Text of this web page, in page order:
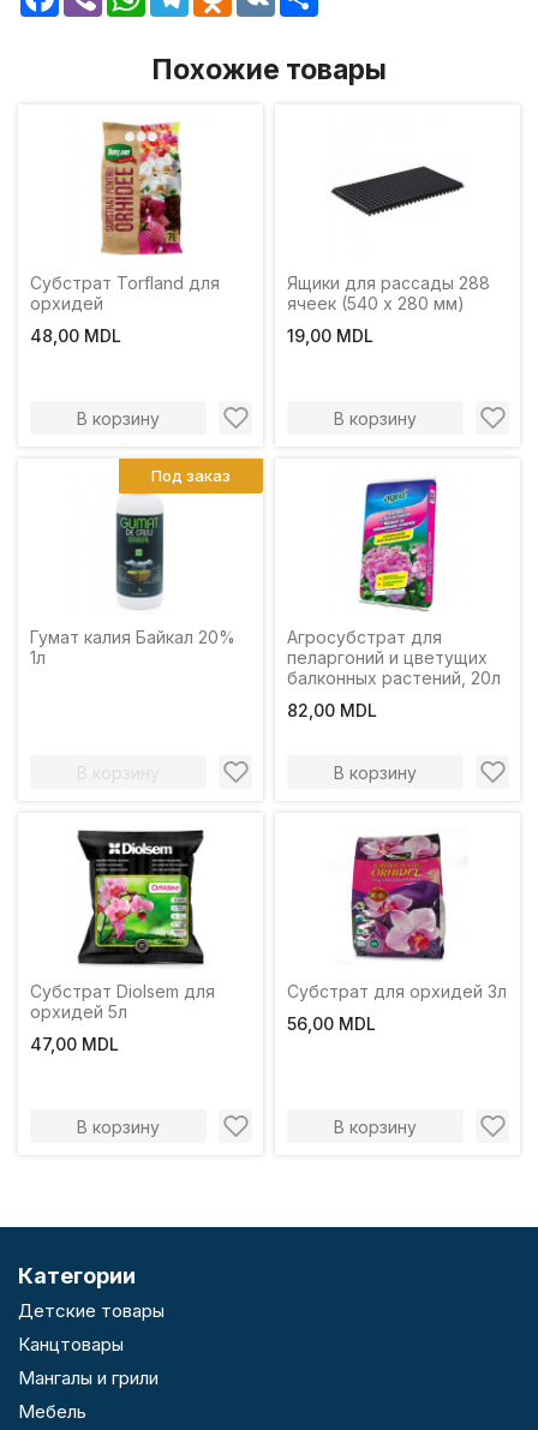
Похожие товары
Субстрат Torfland для
орхидей
48,00 MDL
В корзину
Ящики для рассады 288
ячеек (540 x 280 мм)
19,00 MDL
В корзину
Гумат калия Байкал 20%
1л
В корзину
Под заказ
Агросубстрат для
пеларгоний и цветущих
балконных растений, 20л
82,00 MDL
В корзину
Субстрат Diolsem для
орхидей 5л
47,00 MDL
В корзину
Субстрат для орхидей 3л
56,00 MDL
В корзину
Категории
Детские товары
Канцтовары
Мангалы и грили
Мебель